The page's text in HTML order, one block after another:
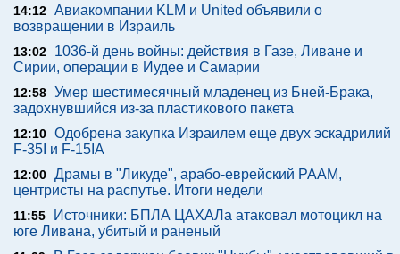
14:12 Авиакомпании KLM и United объявили о
возвращении в Израиль
13:02
1036-й день войны: действия в Газе, Ливане и
Сирии, операции в Иудее и Самарии
12:58 Умер шестимесячный младенец из Бней-Брака,
задохнувшийся из-за пластикового пакета
12:10 Одобрена закупка Израилем еще двух эскадрилий
F-35I и F-15IA
12:00 Драмы в "Ликуде", арабо-еврейский РААМ,
центристы на распутье. Итоги недели
11:55
Источники: БПЛА ЦАХАЛа атаковал мотоцикл на
юге Ливана, убитый и раненый